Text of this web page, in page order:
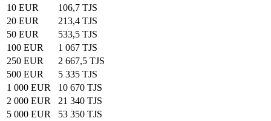
10 EUR
106,7 TJS
20 EUR
213,4 TJS
50 EUR
533,5 TJS
100 EUR
1 067 TJS
250 EUR
2 667,5 TJS
500 EUR
5 335 TJS
1 000 EUR
10 670 TJS
2 000 EUR
21 340 TJS
5 000 EUR
53 350 TJS